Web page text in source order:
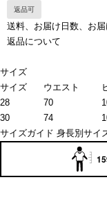
返品可
送料、お届け日数、お
返品について
サイズ
サイズ
ウエスト
28
70
30
74
サイズガイド 身長別サイ